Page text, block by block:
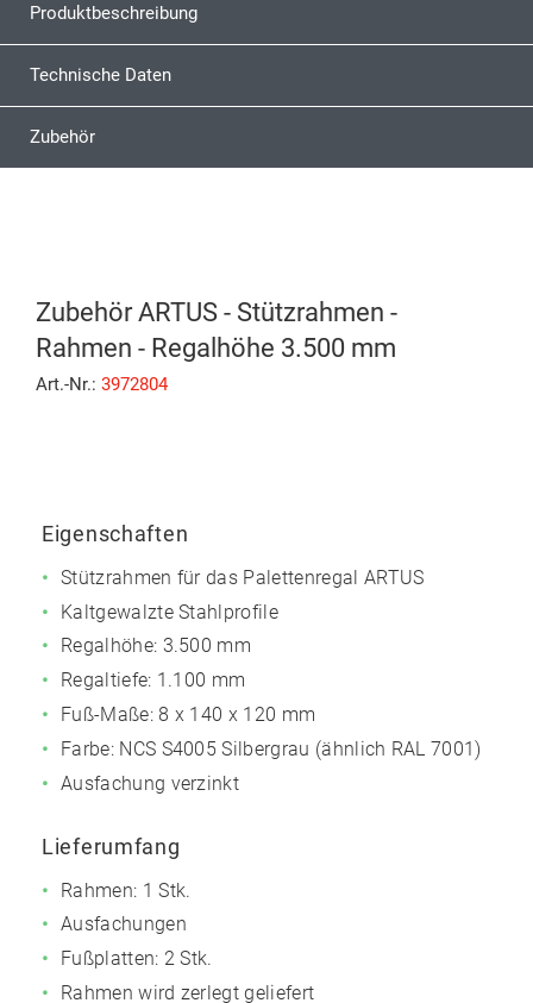
Produktbeschreibung
Technische Daten
Zubehör
Zubehör ARTUS - Stützrahmen -
Rahmen - Regalhöhe 3.500 mm
Art.-Nr.: 3972804
Eigenschaften
Stützrahmen für das Palettenregal ARTUS
Kaltgewalzte Stahlprofile
Regalhöhe: 3.500 mm
Regaltiefe: 1.100 mm
Fuß-Maße: 8 x 140 x 120 mm
Farbe: NCS S4005 Silbergrau (ähnlich RAL 7001)
Ausfachung verzinkt
Lieferumfang
Rahmen: 1 Stk.
Ausfachungen
Fußplatten: 2 Stk.
Rahmen wird zerlegt geliefert